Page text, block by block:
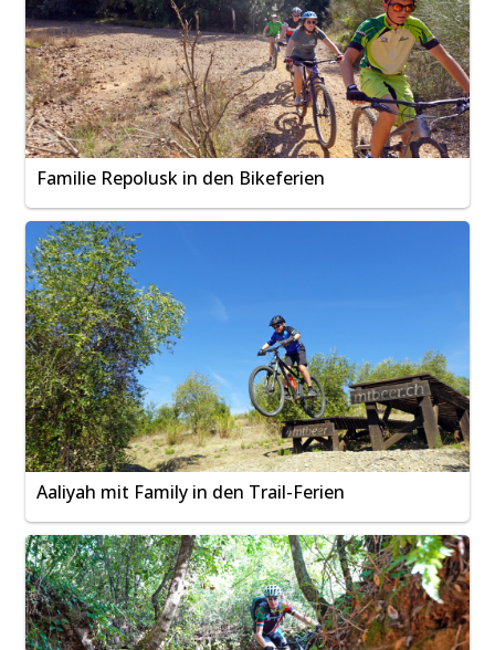
Familie Repolusk in den Bikeferien
Aaliyah mit Family in den Trail-Ferien